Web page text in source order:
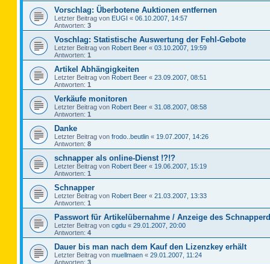
Vorschlag: Überbotene Auktionen entfernen
Letzter Beitrag von EUGI « 06.10.2007, 14:57
Antworten: 3
Voschlag: Statistische Auswertung der Fehl-Gebote
Letzter Beitrag von Robert Beer « 03.10.2007, 19:59
Antworten: 1
Artikel Abhängigkeiten
Letzter Beitrag von Robert Beer « 23.09.2007, 08:51
Antworten: 1
Verkäufe monitoren
Letzter Beitrag von Robert Beer « 31.08.2007, 08:58
Antworten: 1
Danke
Letzter Beitrag von frodo..beutlin « 19.07.2007, 14:26
Antworten: 8
schnapper als online-Dienst !?!?
Letzter Beitrag von Robert Beer « 19.06.2007, 15:19
Antworten: 1
Schnapper
Letzter Beitrag von Robert Beer « 21.03.2007, 13:33
Antworten: 1
Passwort für Artikelübernahme / Anzeige des
Letzter Beitrag von cgdu « 29.01.2007, 20:00
Antworten: 4
Dauer bis man nach dem Kauf den Lizenzkey erhält
Letzter Beitrag von muellmaen « 29.01.2007, 11:24
Antworten: 3